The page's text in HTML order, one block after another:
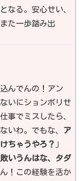
となる。安心せい、
た一歩踏み出
んでんの！アン
いにションボリせ
事でミスしたら、
いわ。でもな、 ア
ちゃうやろ？ 」
いうんはな、タダ
！この経験を活か